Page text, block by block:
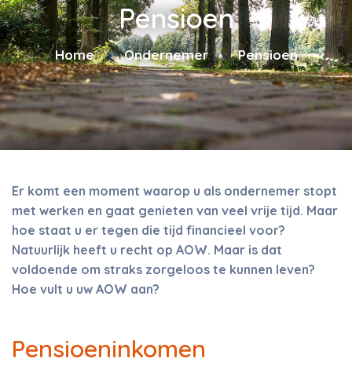
Pensioen
Home Ondernemer Pensioen
Er komt een moment waarop u als ondernemer stopt
met werken en gaat genieten van veel vrije tijd. Maar
hoe staat u er tegen die tijd financieel voor?
Natuurlijk heeft u recht op AOW. Maar is dat
voldoende om straks zorgeloos te kunnen leven?
Hoe vult u uw AOW aan?
Pensioeninkomen